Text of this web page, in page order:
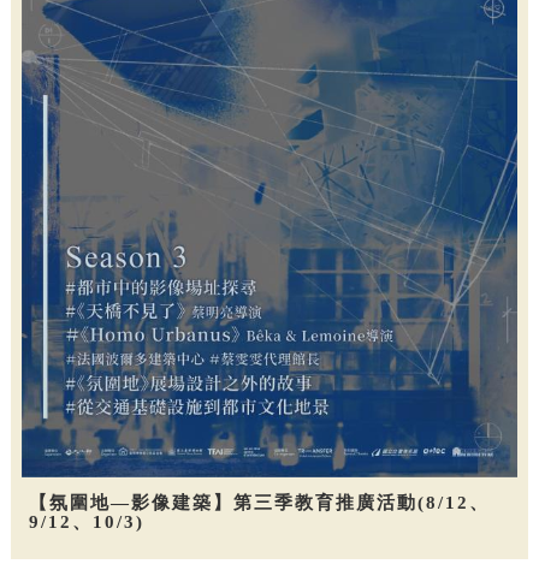
【氛圍地—影像建築】第三季教育推廣活動(8/12、
9/12、10/3)